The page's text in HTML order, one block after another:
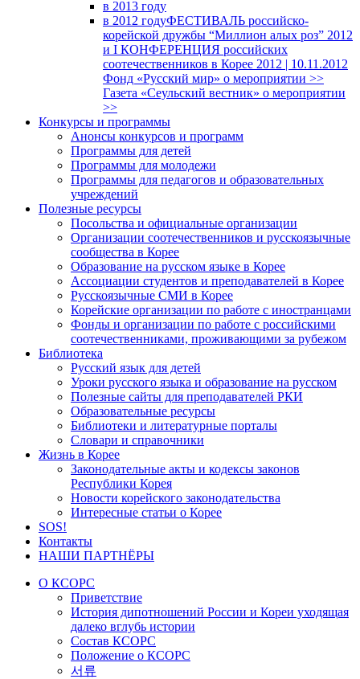
в 2013 году
в 2012 годуФЕСТИВАЛЬ российско-
корейской дружбы “Миллион алых роз” 2012
и I КОНФЕРЕНЦИЯ российских
соотечественников в Корее 2012 | 10.11.2012
Фонд «Русский мир» о мероприятии >>
Газета «Сеульский вестник» о мероприятии
>>
Конкурсы и программы
Анонсы конкурсов и программ
Программы для детей
Программы для молодежи
Программы для педагогов и образовательных
учреждений
Полезные ресурсы
Посольства и официальные организации
Организации соотечественников и русскоязычные
сообщества в Корее
Образование на русском языке в Корее
Ассоциации студентов и преподавателей в Корее
Русскоязычные СМИ в Корее
Корейские организации по работе с иностранцами
Фонды и организации по работе с российскими
соотечественниками, проживающими за рубежом
Библиотека
Русский язык для детей
Уроки русского языка и образование на русском
Полезные сайты для преподавателей РКИ
Образовательные ресурсы
Библиотеки и литературные порталы
Словари и справочники
Жизнь в Корее
Законодательные акты и кодексы законов
Республики Корея
Новости корейского законодательства
Интересные статьи о Корее
SOS!
Контакты
НАШИ ПАРТНЁРЫ
О КСОРС
Приветствие
История дипотношений России и Кореи уходящая
далеко вглубь истории
Состав КСОРС
Положение о КСОРС
서류